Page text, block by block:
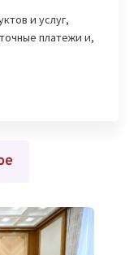
и услуг,
платежи и,